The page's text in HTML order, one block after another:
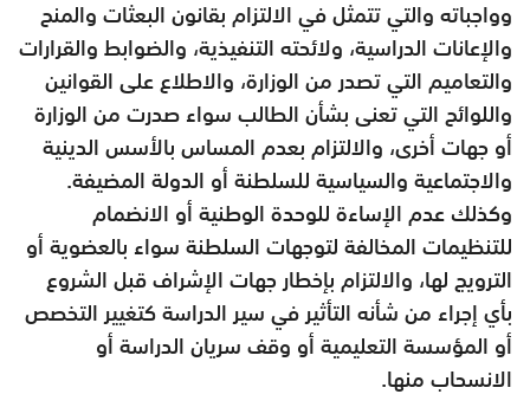
وواجباته والتي تتمثل في الالتزام بقانون البعثات والمنح
والإعانات الدراسية، ولائحته التنفيذية، والضوابط والقرارات
والتعاميم التي تصدر من الوزارة، والاطلاع على القوانين
واللوائح التي تعنى بشأن الطالب سواء صدرت من الوزارة
أو جهات أخرى، والالتزام بعدم المساس بالأسس الدينية
والاجتماعية والسياسية للسلطنة أو الدولة المضيفة.
وكذلك عدم الإساءة للوحدة الوطنية أو الانضمام
للتنظيمات المخالفة لتوجهات السلطنة سواء بالعضوية أو
الترويج لها، والالتزام بإخطار جهات الإشراف قبل الشروع
بأي إجراء من شأنه التأثير في سير الدراسة كتغيير التخصص
أو المؤسسة التعليمية أو وقف سريان الدراسة أو
الانسحاب منها.